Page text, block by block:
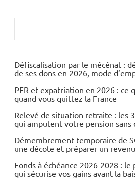
Défiscalisation par le mécénat :
de ses dons en 2026, mode
PER et expatriation en 2026 : ce
quand vous quittez la France
Relevé de situation retraite : les
qui amputent votre pension sans
Démembrement temporaire de
une décote et préparer un
Fonds à échéance 2026-2028 :
qui sécurise vos gains avant la